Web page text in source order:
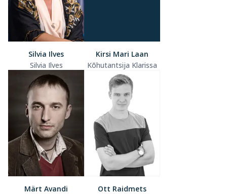
Silvia Ilves
Silvia Ilves
Kirsi Mari Laan
Kõhutantsija Klarissa
Märt Avandi
Ott Raidmets